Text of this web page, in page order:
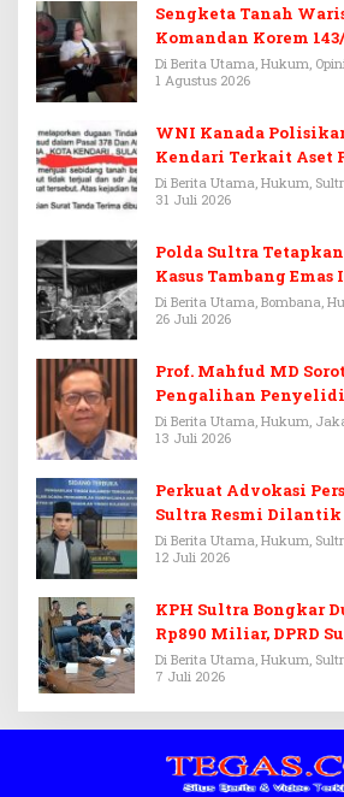
Sengketa Tanah
Komandan Korem
Warisan Menjadi
Di Berita Utama, Hukum, Opini
1 Agustus 2026
WNI Kanada
Kendari Terkait
Di Berita Utama, Hukum,
31 Juli 2026
Polda Sultra
Kasus Tambang
Di Berita Utama, Bombana,
26 Juli 2026
Prof. Mahfud MD
Pengalihan
Febrie Adriansyah
Di Berita Utama, Hukum,
13 Juli 2026
Perkuat Advokasi
Sultra Resmi
PERADI
Di Berita Utama, Hukum,
12 Juli 2026
KPH Sultra Bongkar
Rp890 Miliar, DPRD
Di Berita Utama, Hukum,
7 Juli 2026